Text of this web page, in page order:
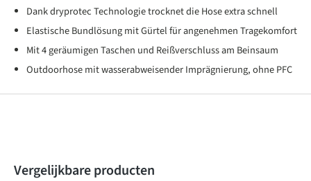
Dank dryprotec Technologie trocknet die Hose extra schnell
Elastische Bundlösung mit Gürtel für angenehmen Tragekomfort
Mit 4 geräumigen Taschen und Reißverschluss am Beinsaum
Outdoorhose mit wasserabweisender Imprägnierung, ohne PFC
Produktgalerie überspringen
Vergelijkbare producten